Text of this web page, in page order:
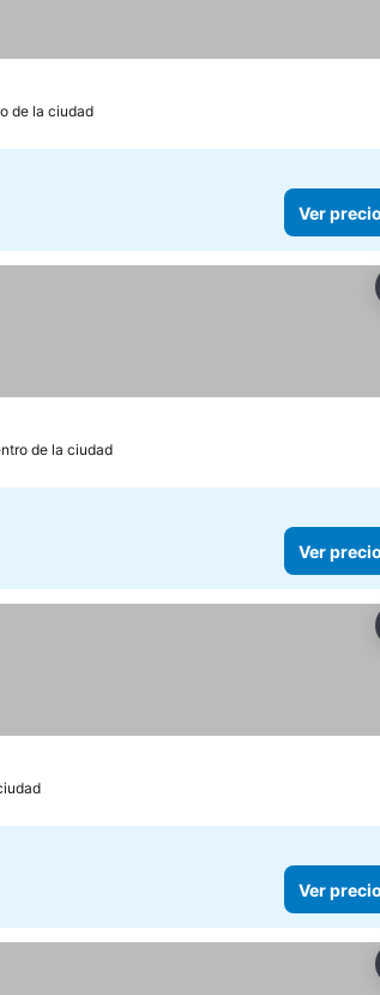
de la ciudad
Ver
de la ciudad
Ver
Ver